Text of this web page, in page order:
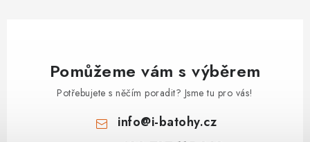
Pomůžeme vám s výběrem
Potřebujete s něčím poradit? Jsme tu pro vás!
info@i-batohy.cz